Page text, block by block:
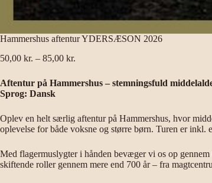
Hammershus aftentur YDERSÆSON 2026
50,00 kr. – 85,00 kr.
85,00 kr.
Aftentur på Hammershus – stemningsfuld
Sprog: Dansk
Oplev en helt særlig aftentur på Hammershus, hvor
oplevelse for både voksne og større børn. Turen er
Med flagermuslygter i hånden bevæger vi os op
skiftende roller gennem mere end 700 år – fra